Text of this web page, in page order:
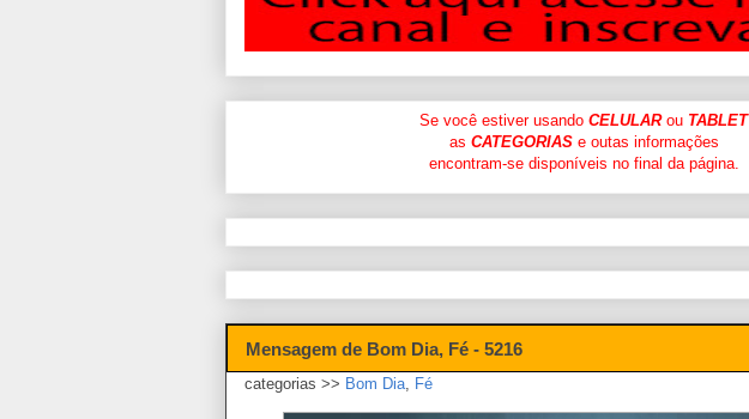
Se você estiver usando CELULARou TABLET
as CATEGORIASe outas informações
encontram-se disponíveis no final da página.
Mensagem de Bom Dia, Fé - 5216
categorias >> Bom Dia Fé